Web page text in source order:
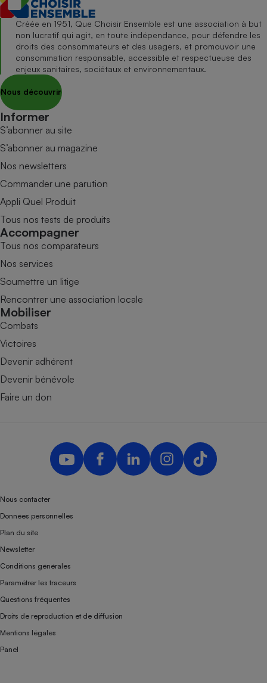
Créée en 1951, Que Choisir Ensemble est une association à but
non lucratif qui agit, en toute indépendance, pour défendre les
droits des consommateurs et des usagers, et promouvoir une
consommation responsable, accessible et respectueuse des
enjeux sanitaires, sociétaux et environnementaux.
Nous découvrir
Informer
S’abonner au site
S’abonner au magazine
Nos newsletters
Commander une parution
Appli Quel Produit
Tous nos tests de produits
Accompagner
Tous nos comparateurs
Nos services
Soumettre un litige
Rencontrer une association locale
Mobiliser
Combats
Victoires
Devenir adhérent
Devenir bénévole
Faire un don
Nous contacter
Données personnelles
Plan du site
Newsletter
Conditions générales
Paramétrer les traceurs
Questions fréquentes
Droits de reproduction et de diffusion
Mentions légales
Panel